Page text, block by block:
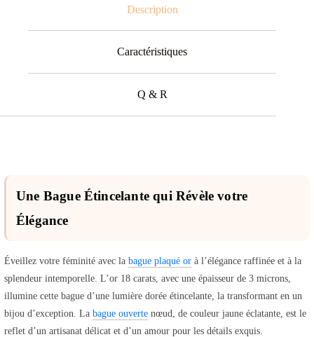
Description
Caractéristiques
Q & R
Une Bague Étincelante qui Révèle votre
Élégance
Éveillez votre féminité avec la bague plaqué or à l’élégance raffinée et à la
splendeur intemporelle. L’or 18 carats, avec une épaisseur de 3 microns,
illumine cette bague d’une lumière dorée étincelante, la transformant en un
bijou d’exception. La bague ouverte nœud, de couleur jaune éclatante, est le
reflet d’un artisanat délicat et d’un amour pour les détails exquis.